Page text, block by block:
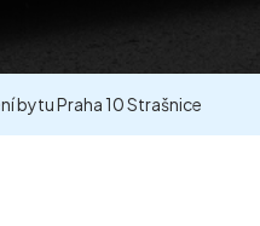
bytu Praha 10 Strašnice